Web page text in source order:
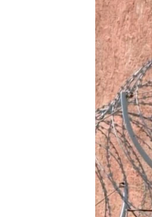
ПОДПИШИТЕСЬ НА РАССЫЛКУ